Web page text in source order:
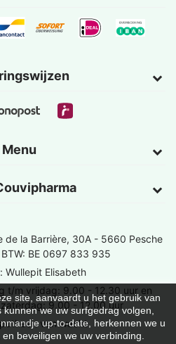
Menu
site, aanvaardt u het gebruik van
we uw surfgedrag volgen,
up-to-date, herkennen we u
beveiligen we uw verbinding.
de la Barrière, 30A - 5660 Pesche
BE 0697 833 935
Wullepit Elisabeth
t/m vrijdag: 9.00 - 12.30 uur en
9.00 - 12.00 uur
van wacht